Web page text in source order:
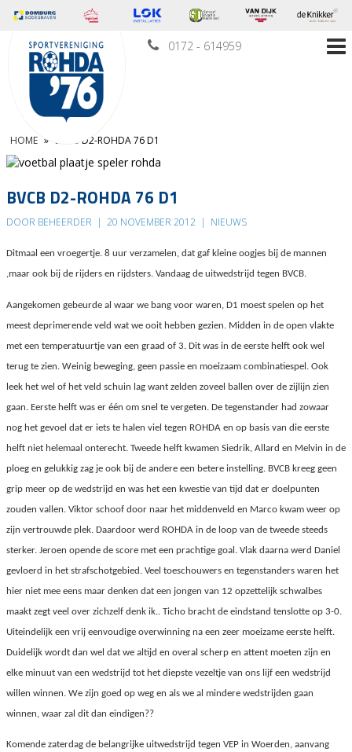
0172 - 614959
HOME » BVCB D2-ROHDA 76 D1
BVCB D2-ROHDA 76 D1
DOOR BEHEERDER | 20 NOVEMBER 2012 | NIEUWS
Ditmaal een vroegertje. 8 uur verzamelen, dat gaf kleine oogjes bij de mannen
,maar ook bij de rijders en rijdsters. Vandaag de uitwedstrijd tegen BVCB.
Aangekomen gebeurde al waar we bang voor waren, D1 moest spelen op het
meest deprimerende veld wat we ooit hebben gezien. Midden in de open vlakte
met een temperatuurtje van een graad of 3. Dit was in de eerste helft ook wel
terug te zien. Weinig beweging, geen passie en moeizaam combinatiespel. Ook
leek het wel of het veld schuin lag want zelden zoveel ballen over de zijlijn zien
gaan. Eerste helft was er één om snel te vergeten. De tegenstander had zowaar
nog het gevoel dat er iets te halen viel tegen ROHDA en op basis van die eerste
helft niet helemaal onterecht. Tweede helft kwamen Siedrik, Allard en Melvin in de
ploeg en gelukkig zag je ook bij de andere een betere instelling. BVCB kreeg geen
grip meer op de wedstrijd en was het een kwestie van tijd dat er doelpunten
zouden vallen. Viktor schoof door naar het middenveld en Marco kwam weer op
zijn vertrouwde plek. Daardoor werd ROHDA in de loop van de tweede steeds
sterker. Jeroen opende de score met een prachtige goal. Vlak daarna werd Daniel
gevloerd in het strafschotgebied. Veel toeschouwers en tegenstanders waren het
hier niet mee eens maar denken dat een jongen van 12 opzettelijk schwalbes
maakt zegt veel over zichzelf denk ik.. Ticho bracht de eindstand tenslotte op 3-0.
Uiteindelijk een vrij eenvoudige overwinning na een zeer moeizame eerste helft.
Duidelijk wordt dan wel dat we altijd en overal scherp en attent moeten zijn en
elke minuut van een wedstrijd tot het diepste vezeltje van ons lijf een wedstrijd
willen winnen. We zijn goed op weg en als we al mindere wedstrijden gaan
winnen, waar zal dit dan eindigen??
Komende zaterdag de belangrijke uitwedstrijd tegen VEP in Woerden, aanvang